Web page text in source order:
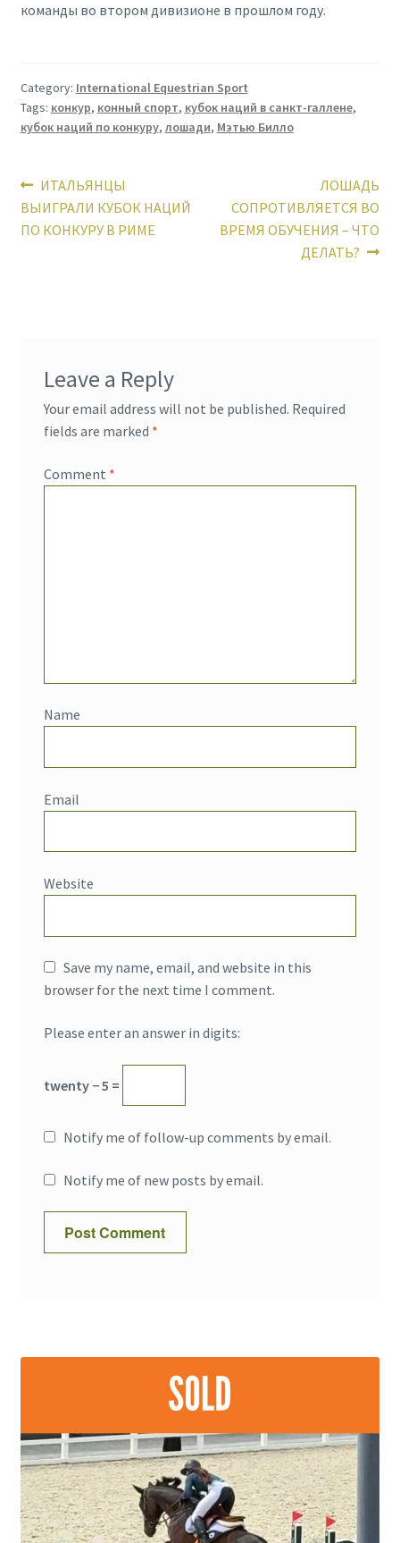
команды во втором дивизионе в прошлом году.
Category: International Equestrian Sport
Tags: конкур, конный спорт, кубок наций в санкт-галлене,
кубок наций по конкуру, лошади, Мэтью Билло
Post
navigation
Previous
post:
ИТАЛЬЯНЦЫ
ВЫИГРАЛИ КУБОК НАЦИЙ
ПО КОНКУРУ В РИМЕ
Next
post:
ЛОШАДЬ
СОПРОТИВЛЯЕТСЯ ВО
ВРЕМЯ ОБУЧЕНИЯ – ЧТО
ДЕЛАТЬ?
Leave a Reply
Your email address will not be published. Required
fields are marked *
Comment *
Name
Email
Website
Save my name, email, and website in this
browser for the next time I comment.
Please enter an answer in digits:
twenty − 5 =
Notify me of follow-up comments by email.
Notify me of new posts by email.